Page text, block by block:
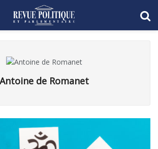
Antoine de Romanet